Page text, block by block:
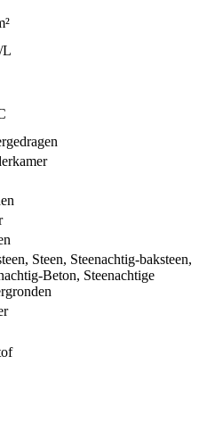
L
, Steen, Steenachtig-baksteen,
Beton, Steenachtige